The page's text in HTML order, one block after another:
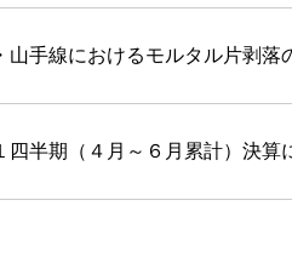
山手線におけるモルタル片剥落
四半期（４月～６月累計）決算